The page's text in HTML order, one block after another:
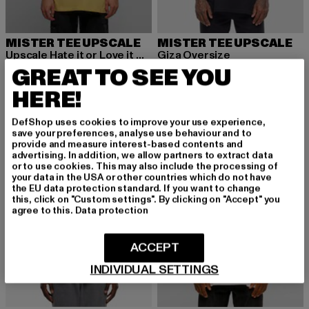
MISTER TEE UPSCALE
Upscale Hate it or Love it Oversize
23,09 EUR
Derzeitiger Preis: 23,09 EUR
29,99 EURAktionspreis: 29,99 EUR
MISTER TEE UPSCALE
Giza Oversize
17,09 EUR
Derzeitiger Preis: 17,09 EUR
29,99 EUR
-57% -26%
GREAT TO SEE YOU
HERE!
DefShop uses cookies to improve your use experience,
save your preferences, analyse use behaviour and to
provide and measure interest-based contents and
advertising. In addition, we allow partners to extract data
or to use cookies. This may also include the processing of
your data in the USA or other countries which do not have
the EU data protection standard. If you want to change
this, click on "Custom settings". By clicking on "Accept" you
agree to this. Data protection
INDIVIDUAL SETTINGS
ACCEPT